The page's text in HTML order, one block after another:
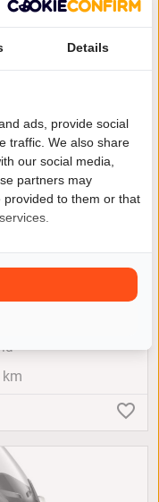
km
Details
ads, provide social
traffic. We also share
our social media,
partners may
to them or that